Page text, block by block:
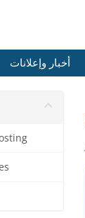
أخبار وإعلانات